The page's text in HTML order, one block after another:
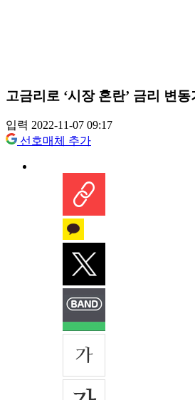
고금리로 ‘시장 혼란’ 금리 변
입력 2022-11-07 09:17
선호매체 추가